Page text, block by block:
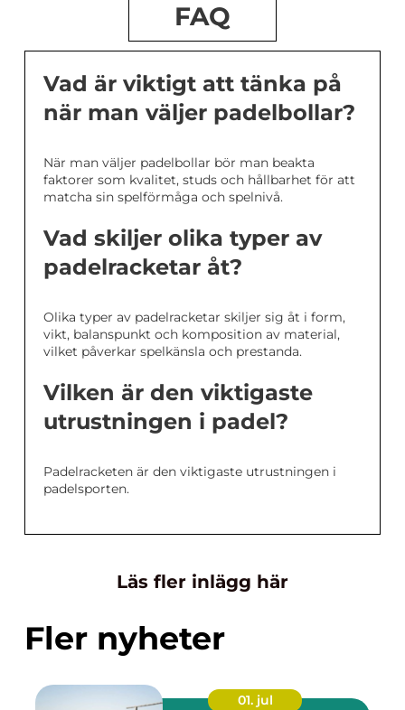
FAQ
Vad är viktigt att tänka på
när man väljer padelbollar?
När man väljer padelbollar bör man beakta
faktorer som kvalitet, studs och hållbarhet för att
matcha sin spelförmåga och spelnivå.
Vad skiljer olika typer av
padelracketar åt?
Olika typer av padelracketar skiljer sig åt i form,
vikt, balanspunkt och komposition av material,
vilket påverkar spelkänsla och prestanda.
Vilken är den viktigaste
utrustningen i padel?
Padelracketen är den viktigaste utrustningen i
padelsporten.
Läs fler inlägg här
Fler nyheter
01. jul